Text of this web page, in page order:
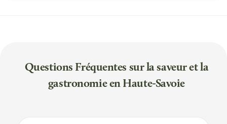
Questions Fréquentes sur la saveur et la
gastronomie en Haute-Savoie